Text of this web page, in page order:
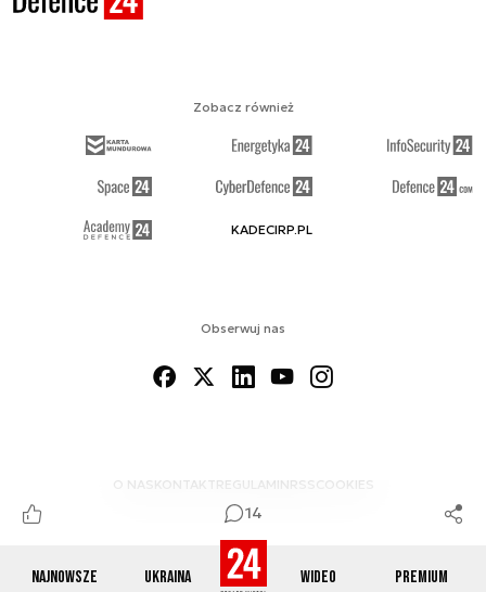
Najnowsze Ukraina Wideo Premium
14
Obserwuj nas
O NAS KONTAKTREGULAMINRSS COOKIES
Zobacz również
KADECIRP.PL
© 2012-2026 DEFENCE24